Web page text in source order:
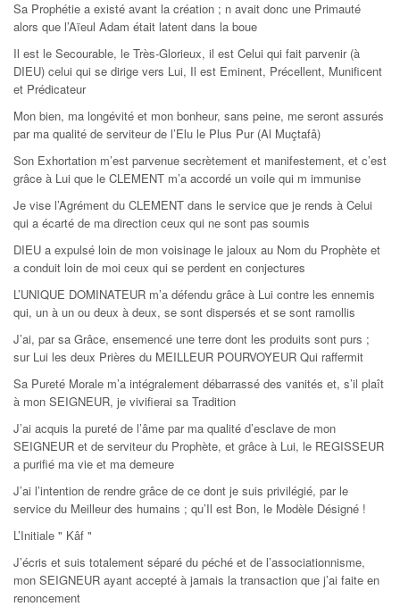
Sa Prophétie a existé avant la création ; n avait donc une Primauté
alors que l’Aïeul Adam était latent dans la boue
Il est le Secourable, le Très-Glorieux, il est Celui qui fait parvenir (à
DIEU) celui qui se dirige vers Lui, Il est Eminent, Précellent, Munificent
et Prédicateur
Mon bien, ma longévité et mon bonheur, sans peine, me seront assurés
par ma qualité de serviteur de l’Elu le Plus Pur (Al Muçtafâ)
Son Exhortation m’est parvenue secrètement et manifestement, et c’est
grâce à Lui que le CLEMENT m’a accordé un voile qui m immunise
Je vise l’Agrément du CLEMENT dans le service que je rends à Celui
qui a écarté de ma direction ceux qui ne sont pas soumis
DIEU a expulsé loin de mon voisinage le jaloux au Nom du Prophète et
a conduit loin de moi ceux qui se perdent en conjectures
L’UNIQUE DOMINATEUR m’a défendu grâce à Lui contre les ennemis
qui, un à un ou deux à deux, se sont dispersés et se sont ramollis
J’ai, par sa Grâce, ensemencé une terre dont les produits sont purs ;
sur Lui les deux Prières du MEILLEUR POURVOYEUR Qui raffermit
Sa Pureté Morale m’a intégralement débarrassé des vanités et, s’il plaît
à mon SEIGNEUR, je vivifierai sa Tradition
J’ai acquis la pureté de l’âme par ma qualité d’esclave de mon
SEIGNEUR et de serviteur du Prophète, et grâce à Lui, le REGISSEUR
a purifié ma vie et ma demeure
J’ai l’intention de rendre grâce de ce dont je suis privilégié, par le
service du Meilleur des humains ; qu’Il est Bon, le Modèle Désigné !
L’Initiale " Kâf "
J’écris et suis totalement séparé du péché et de l’associationnisme,
mon SEIGNEUR ayant accepté à jamais la transaction que j’ai faite en
renoncement